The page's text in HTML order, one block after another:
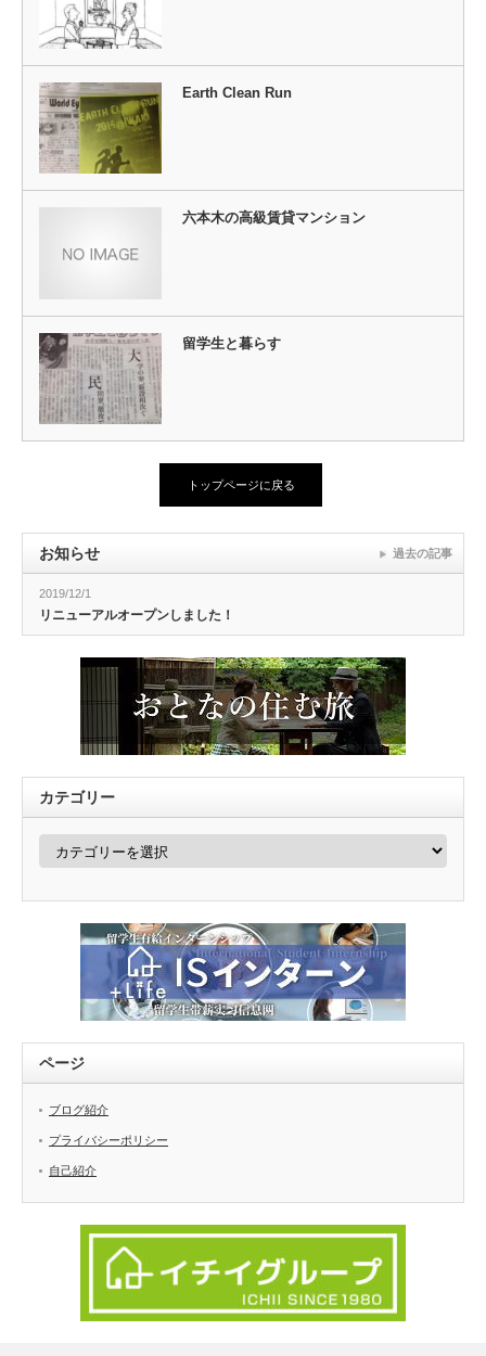
Earth Clean Run
六本木の高級賃貸マンション
留学生と暮らす
トップページに戻る
お知らせ
2019/12/1
リニューアルオープンしました！
過去の記事
カテゴリー
カ
ー
ページ
ブログ紹介
プライバシーポリシー
自己紹介